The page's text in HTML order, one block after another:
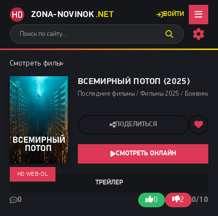
ZONA-NOVINOK .NET ВОЙТИ
Смотреть фильмы бесплатно
ВСЕМИРНЫЙ ПОТОП (2025)
Последние фильмы / Фильмы 2025 / Боевики
ТРЕЙЛЕР
0 0 2 0/10
HD WEB-DL
ПОДЕЛИТЬСЯ
СМОТРЕТЬ ОНЛАЙН